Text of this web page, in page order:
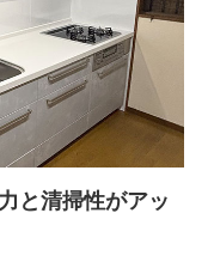
と清掃性がアッ